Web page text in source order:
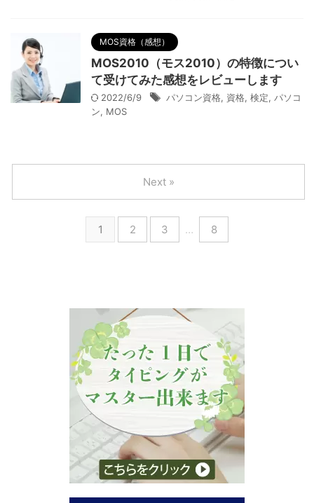
MOS資格（感想）
MOS2010（モス2010）の特徴につい
て受けてみた感想をレビューします
2022/6/9 パソコン資格, 資格, 検定, パソコ
ン, MOS
1 2 3 … 8
Next »